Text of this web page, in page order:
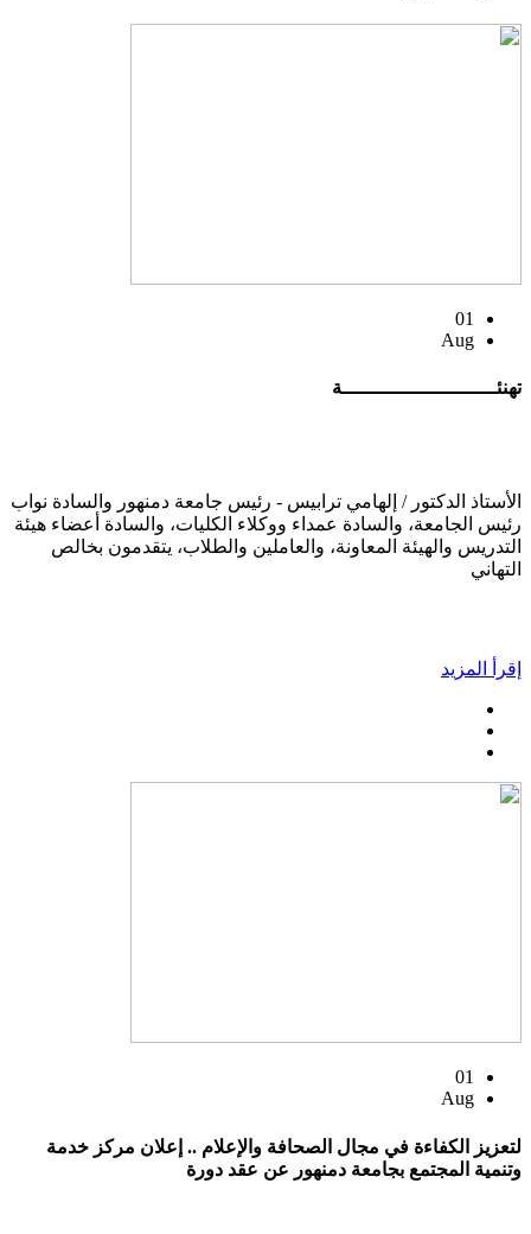
01
Aug
تهنئــــــــــــــــــــــــــة
الأستاذ الدكتور / إلهامي ترابيس - رئيس جامعة دمنهور والسادة نواب
رئيس الجامعة، والسادة عمداء ووكلاء الكليات، والسادة أعضاء هيئة
التدريس والهيئة المعاونة، والعاملين والطلاب، يتقدمون بخالص
التهاني
إقرأ المزيد
01
Aug
لتعزيز الكفاءة في مجال الصحافة والإعلام .. إعلان مركز خدمة
وتنمية المجتمع بجامعة دمنهور عن عقد دورة